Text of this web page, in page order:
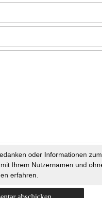
oder Informationen
Ihrem Nutzernamen und
erfahren.